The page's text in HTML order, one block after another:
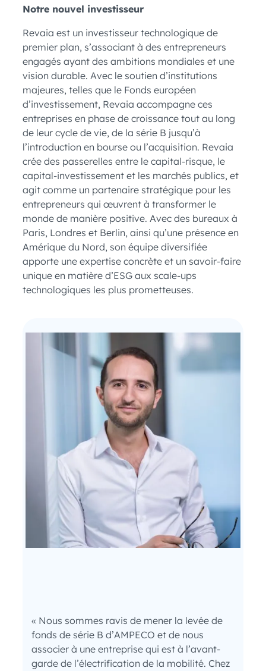
Notre nouvel investisseur
Revaia est un investisseur technologique de
premier plan, s’associant à des entrepreneurs
engagés ayant des ambitions mondiales et une
vision durable. Avec le soutien d’institutions
majeures, telles que le Fonds européen
d’investissement, Revaia accompagne ces
entreprises en phase de croissance tout au long
de leur cycle de vie, de la série B jusqu’à
l’introduction en bourse ou l’acquisition. Revaia
crée des passerelles entre le capital-risque, le
capital-investissement et les marchés publics, et
agit comme un partenaire stratégique pour les
entrepreneurs qui œuvrent à transformer le
monde de manière positive. Avec des bureaux à
Paris, Londres et Berlin, ainsi qu’une présence en
Amérique du Nord, son équipe diversifiée
apporte une expertise concrète et un savoir-faire
unique en matière d’ESG aux scale-ups
technologiques les plus prometteuses.
« Nous sommes ravis de mener la levée de
fonds de série B d’AMPECO et de nous
associer à une entreprise qui est à l’avant-
garde de l’électrification de la mobilité. Chez